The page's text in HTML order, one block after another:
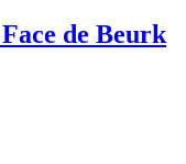
de Beurk